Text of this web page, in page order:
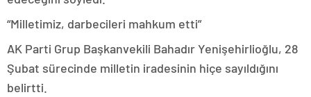
“Milletimiz, darbecileri mahkum etti”
AK Parti Grup Başkanvekili Bahadır Yenişehirlioğlu, 28
Şubat sürecinde milletin iradesinin hiçe sayıldığını
belirtti.